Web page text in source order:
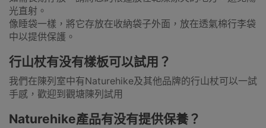
光直射。
像睡袋一樣，將它存放在收納袋子外面，放在透氣棉行李袋
中以提供保護。
行山杖有没有樣板可以試用？
我們在陳列室中有Naturehike及其他品牌的行山杖可以一試
手感，歡迎到觀塘陳列試用
Naturehike產品有没有提供保養？